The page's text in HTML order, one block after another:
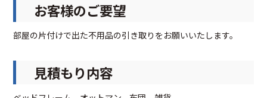
お客様のご要望
部屋の片付けで出た不用品の引き取りをお願いいたします。
見積もり内容